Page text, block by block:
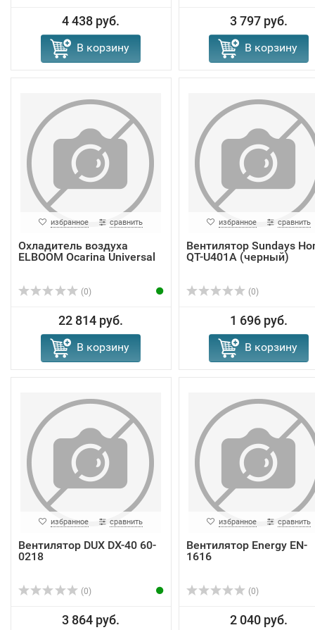
4 438 руб.
В корзину
3 797 руб.
В корзину
избранное сравнить
Охладитель воздуха
ELBOOM Ocarina Universal
(0)
22 814 руб.
В корзину
избранное сравнить
Вентилятор Sundays
QT-U401A (черный)
(0)
1 696 руб.
В корзину
избранное сравнить
Вентилятор DUX DX-40 60-
0218
(0)
3 864 руб.
избранное сравнить
Вентилятор Energy EN-
1616
(0)
2 040 руб.